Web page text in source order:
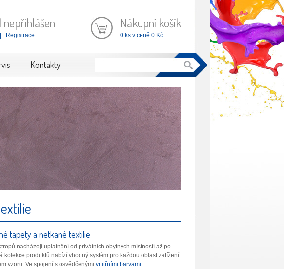
nepřihlášen
Registrace
Nákupní košík
0 ks v ceně 0 Kč
Kontakty
tapety a netkané textilie
nacházejí uplatnění od privátních obytných místností až po
kolekce produktů nabízí vhodný systém pro každou oblast zatížení
vzorů. Ve spojení s osvědčenými vnitřními barvami